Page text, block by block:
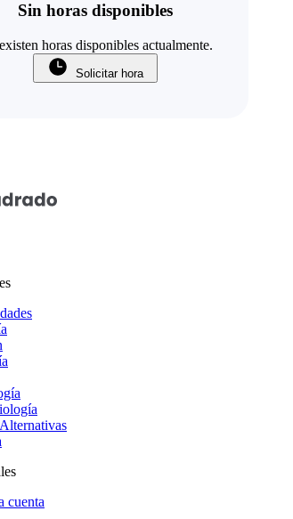
Sin horas disponibles
horas disponibles actualmente.
Solicitar hora
cuenta